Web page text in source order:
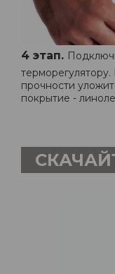
4 этап.
прочности
покрытие -